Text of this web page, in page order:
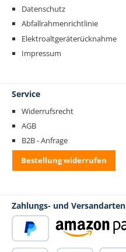
Datenschutz
Abfallrahmenrichtlinie
Elektroaltgeräterücknahme
Impressum
Service
Widerrufsrecht
AGB
B2B - Anfrage
Bestellung widerrufen
Zahlungs- und Versandarten
PayPal Amazon Pay